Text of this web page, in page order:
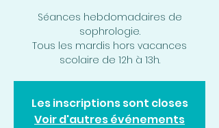
Séances hebdomadaires de
sophrologie.
Tous les mardis hors vacances
scolaire de 12h à 13h.
Les inscriptions sont closes
Voir d'autres événements